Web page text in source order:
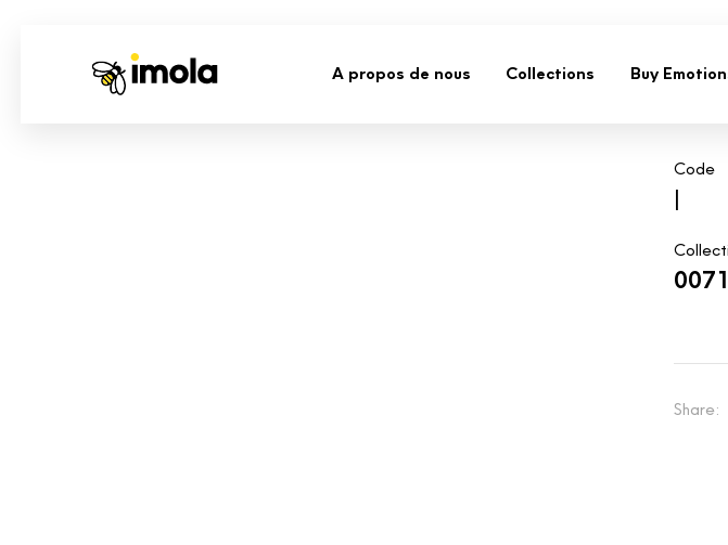
A propos de nous Collections Buy
Code
|
Share: